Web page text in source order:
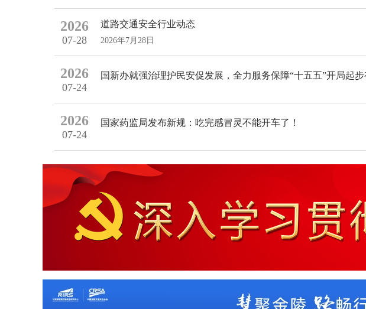
2026
07-28
道路交通安全行业动态
2026年7月28日
2026
07-24
国新办就强治理护民安促发展，全力服务保障“十五五”开局起
2026
07-24
国家药监局发布新规：吃完感冒灵不能开车了！